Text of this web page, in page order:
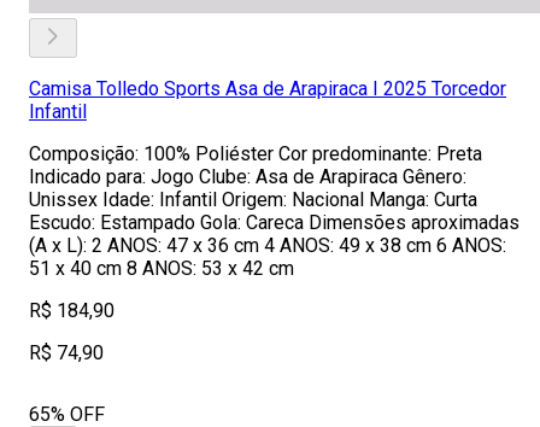
Camisa Tolledo Sports Asa de Arapiraca I 2025 Torcedor
Infantil
Composição: 100% Poliéster Cor predominante: Preta
Indicado para: Jogo Clube: Asa de Arapiraca Gênero:
Unissex Idade: Infantil Origem: Nacional Manga: Curta
Escudo: Estampado Gola: Careca Dimensões aproximadas
(A x L): 2 ANOS: 47 x 36 cm 4 ANOS: 49 x 38 cm 6 ANOS:
51 x 40 cm 8 ANOS: 53 x 42 cm
R$ 184,90
R$ 74,90
65% OFF